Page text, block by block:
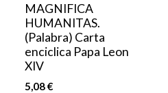
MAGNIFICA
HUMANITAS.
(Palabra) Carta
enciclica Papa Leon
XIV
5,08€